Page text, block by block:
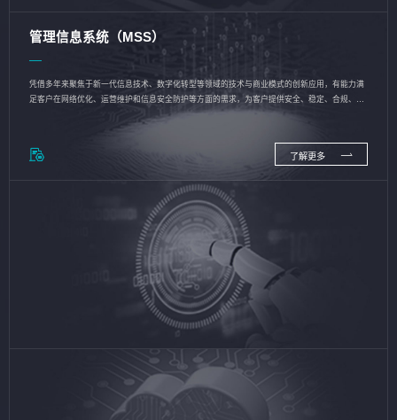
管理信息系统（MSS）
凭借多年来聚焦于新一代信息技术、数字化转型等领域的技术与商业模式的创新应用，有能力满
足客户在网络优化、运营维护和信息安全防护等方面的需求，为客户提供安全、稳定、合规、持
了解更多